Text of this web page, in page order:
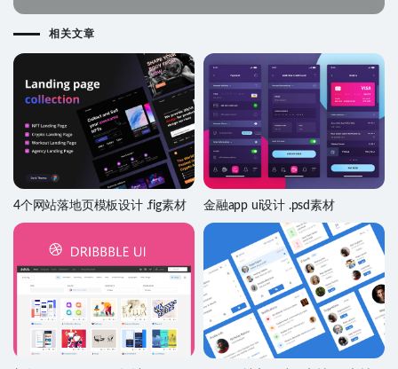
相关文章
4个网站落地页模板设计 .fig素材 金融app ui设计 .psd素材